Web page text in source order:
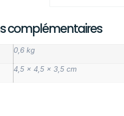
complémentaires
0,6 kg
4,5 × 4,5 × 3,5 cm